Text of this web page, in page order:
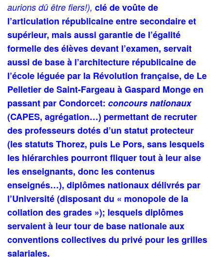
aurions dû être fiers!), clé de voûte de
l’articulation républicaine entre secondaire et
supérieur, mais aussi garantie de l’égalité
formelle des élèves devant l’examen, servait
aussi de base à l’architecture républicaine de
l’école léguée par la Révolution française, de Le
Pelletier de Saint-Fargeau à Gaspard Mongeen
passant par Condorcet: concours nationaux
(CAPES, agrégation…) permettant de recruter
des professeurs dotés d’un statut protecteur
(les statuts Thorez, puis Le Pors, sans lesquels
les hiérarchies pourront fliquer tout à leur aise
les enseignants, donc les contenus
enseignés…), diplômes nationaux délivrés par
l’Université (disposant du « monopole de la
collation des grades »); lesquels diplômes
servaient à leur tour de base nationale aux
conventions collectives du privé pour les grilles
salariales.